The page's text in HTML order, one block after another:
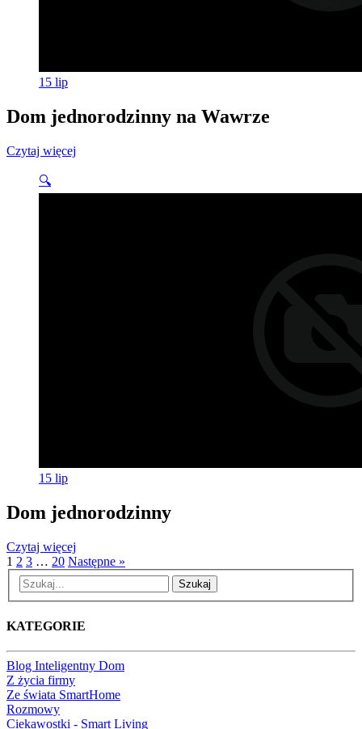
15 lip
Dom jednorodzinny na Wawrze
Czytaj więcej
🔍
15 lip
Dom jednorodzinny
Czytaj więcej
1 2 3 … 20 Następne »
Szukaj
KATEGORIE
Blog Inteligentny Dom
Z życia firmy
Ze świata SmartHome
Rozmowy
Ciekawostki - Smart Living